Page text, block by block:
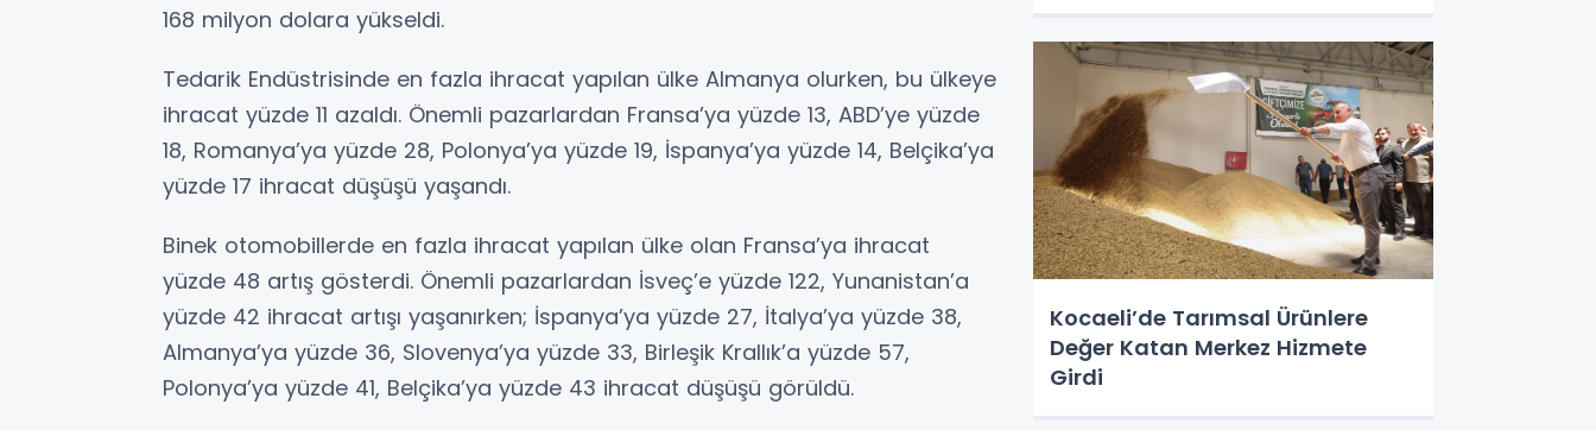
168 milyon dolara yükseldi.
Tedarik Endüstrisinde en fazla ihracat yapılan ülke Almanya olurken, bu ülkeye
ihracat yüzde 11 azaldı. Önemli pazarlardan Fransa’ya yüzde 13, ABD’ye yüzde
18, Romanya’ya yüzde 28, Polonya’ya yüzde 19, İspanya’ya yüzde 14, Belçika’ya
yüzde 17 ihracat düşüşü yaşandı.
Binek otomobillerde en fazla ihracat yapılan ülke olan Fransa’ya ihracat
yüzde 48 artış gösterdi. Önemli pazarlardan İsveç’e yüzde 122, Yunanistan’a
yüzde 42 ihracat artışı yaşanırken; İspanya’ya yüzde 27, İtalya’ya yüzde 38,
Almanya’ya yüzde 36, Slovenya’ya yüzde 33, Birleşik Krallık’a yüzde 57,
Polonya’ya yüzde 41, Belçika’ya yüzde 43 ihracat düşüşü görüldü.
Kocaeli’de Tarımsal Ürünlere
Değer Katan Merkez Hizmete
Girdi